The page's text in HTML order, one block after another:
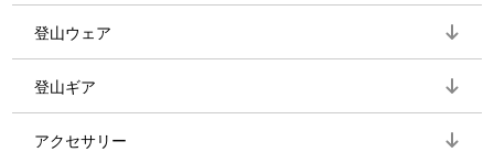
登山ウェア
登山ギア
アクセサリー